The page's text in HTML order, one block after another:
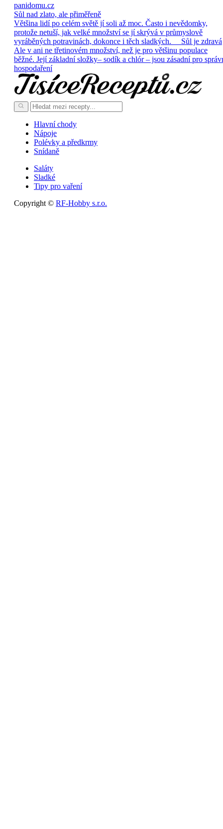
panidomu.cz
Sůl nad zlato, ale přiměřeně
Většina lidí po celém světě jí soli až moc. Často i nevědomky,
protože netuší, jak velké množství se jí skrývá v průmyslově
vyráběných potravinách, dokonce i těch sladkých. Sůl je zdravá
Ale v ani ne třetinovém množství, než je pro většinu populace
běžné. Její základní složky– sodík a chlór – jsou zásadní pro
hospodaření
Hlavní chody
Nápoje
Polévky a předkrmy
Snídaně
Saláty
Sladké
Tipy pro vaření
Copyright © RF-Hobby s.r.o.